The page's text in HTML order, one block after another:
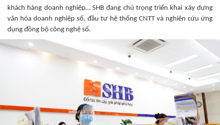
khách hàng doanh nghiệp… SHB đang chú trọng triển khai xây dựng
văn hóa doanh nghiệp số, đầu tư hệ thống CNTT và nghiên cứu ứng
dụng đồng bộ công nghệ số.